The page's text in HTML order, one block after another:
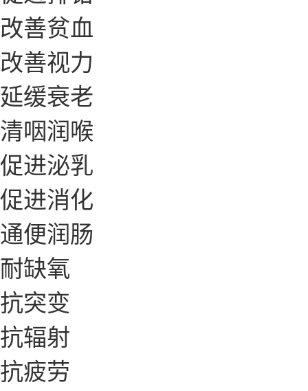
改善贫血
改善视力
延缓衰老
清咽润喉
促进泌乳
促进消化
通便润肠
耐缺氧
抗突变
抗辐射
抗疲劳